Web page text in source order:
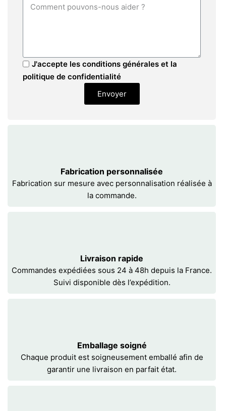
J'accepte les conditions générales et la
politique de confidentialité
Envoyer
Fabrication personnalisée
Fabrication sur mesure avec personnalisation réalisée à
la commande.
Livraison rapide
Commandes expédiées sous 24 à 48h depuis la France.
Suivi disponible dès l’expédition.
Emballage soigné
Chaque produit est soigneusement emballé afin de
garantir une livraison en parfait état.